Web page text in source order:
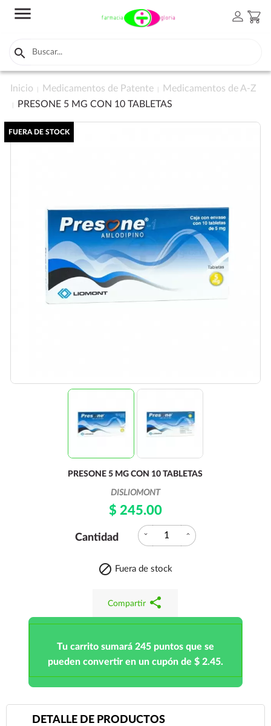
menu person shopping_cart

Inicio Medicamentos de Patente
Medicamentos de A-Z
PRESONE 5 MG CON 10 TABLETAS
FUERA DE STOCK
PRESONE 5 MG CON 10 TABLETAS
DISLIOMONT
$ 245.00
Cantidad expand_more expand_less
 Fuera de stock
Compartir share
Tu carrito sumará 245 puntos que se
pueden convertir en un cupón de $ 2.45.
DETALLE DE PRODUCTOS